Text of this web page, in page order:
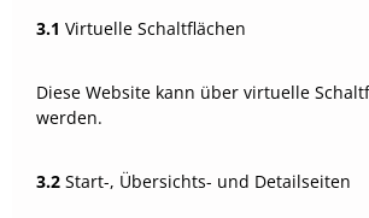
3.1 Virtuelle Schaltflächen
Diese Website kann über virtuelle
werden.
3.2 Start-, Übersichts- und Detailseiten